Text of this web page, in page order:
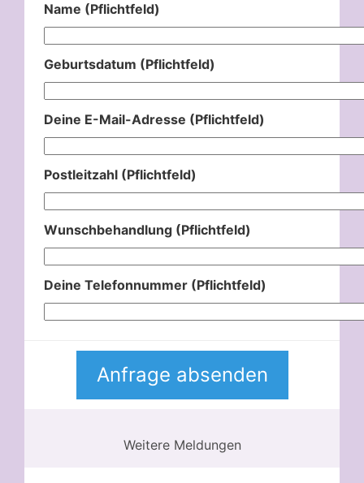
Name (Pflichtfeld)
Geburtsdatum (Pflichtfeld)
Deine E-Mail-Adresse (Pflichtfeld)
Postleitzahl (Pflichtfeld)
Wunschbehandlung (Pflichtfeld)
Deine Telefonnummer (Pflichtfeld)
Weitere Meldungen